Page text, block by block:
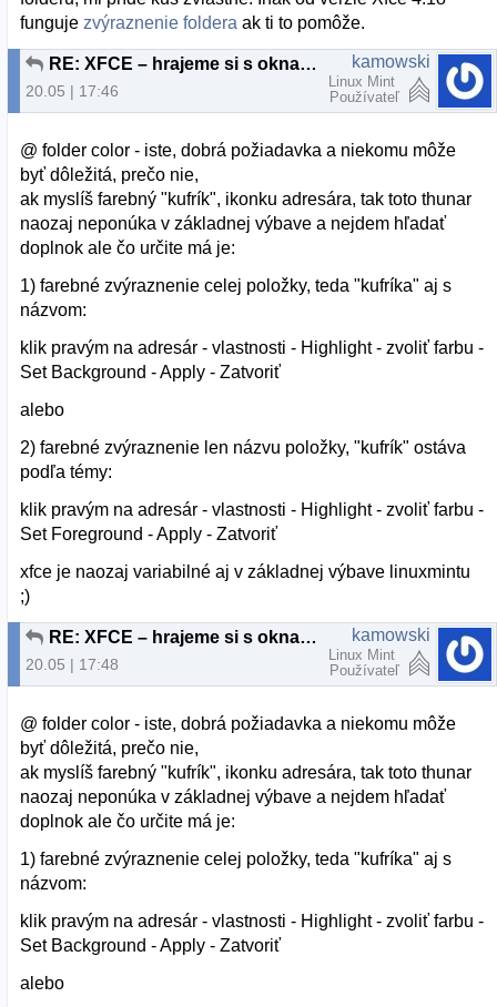
funguje zvýraznenie foldera ak ti to pomôže.
RE: XFCE – hrajeme si s oknami 2.
20.05 | 17:46
kamowski
Linux Mint
Používateľ
@ folder color - iste, dobrá požiadavka a niekomu môže
byť dôležitá, prečo nie,
ak myslíš farebný "kufrík", ikonku adresára, tak toto thunar
naozaj neponúka v základnej výbave a nejdem hľadať
doplnok ale čo určite má je:
1) farebné zvýraznenie celej položky, teda "kufríka" aj s
názvom:
klik pravým na adresár - vlastnosti - Highlight - zvoliť farbu -
Set Background - Apply - Zatvoriť
alebo
2) farebné zvýraznenie len názvu položky, "kufrík" ostáva
podľa témy:
klik pravým na adresár - vlastnosti - Highlight - zvoliť farbu -
Set Foreground - Apply - Zatvoriť
xfce je naozaj variabilné aj v základnej výbave linuxmintu
;)
RE: XFCE – hrajeme si s oknami 2.
20.05 | 17:48
kamowski
Linux Mint
Používateľ
@ folder color - iste, dobrá požiadavka a niekomu môže
byť dôležitá, prečo nie,
ak myslíš farebný "kufrík", ikonku adresára, tak toto thunar
naozaj neponúka v základnej výbave a nejdem hľadať
doplnok ale čo určite má je:
1) farebné zvýraznenie celej položky, teda "kufríka" aj s
názvom:
klik pravým na adresár - vlastnosti - Highlight - zvoliť farbu -
Set Background - Apply - Zatvoriť
alebo